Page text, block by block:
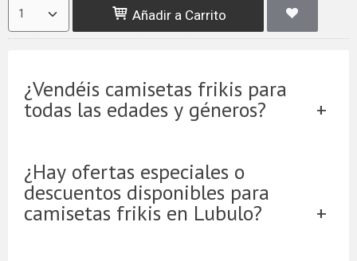
Añadir a Carrito
¿Vendéis camisetas frikis para
todas las edades y géneros?
¿Hay ofertas especiales o
descuentos disponibles para
camisetas frikis en Lubulo?